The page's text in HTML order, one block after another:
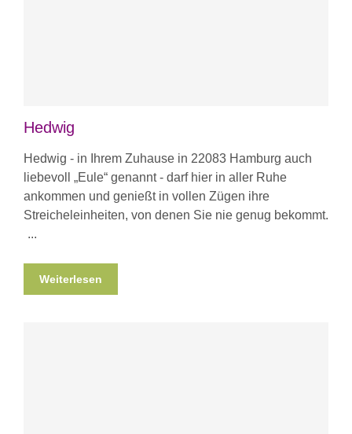
Hedwig
Hedwig - in Ihrem Zuhause in 22083 Hamburg auch
liebevoll „Eule“ genannt - darf hier in aller Ruhe
ankommen und genießt in vollen Zügen ihre
Streicheleinheiten, von denen Sie nie genug bekommt.
Weiterlesen